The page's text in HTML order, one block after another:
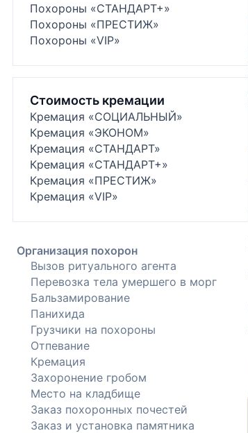
Похороны «СТАНДАРТ+»
Похороны «ПРЕСТИЖ»
Похороны «VIP»
Стоимость кремации
Кремация «СОЦИАЛЬНЫЙ»
Кремация «ЭКОНОМ»
Кремация «СТАНДАРТ»
Кремация «СТАНДАРТ+»
Кремация «ПРЕСТИЖ»
Кремация «VIP»
Организация похорон
Вызов ритуального агента
Перевозка тела умершего в морг
Бальзамирование
Панихида
Грузчики на похороны
Отпевание
Кремация
Захоронение гробом
Место на кладбище
Заказ похоронных почестей
Заказ и установка памятника